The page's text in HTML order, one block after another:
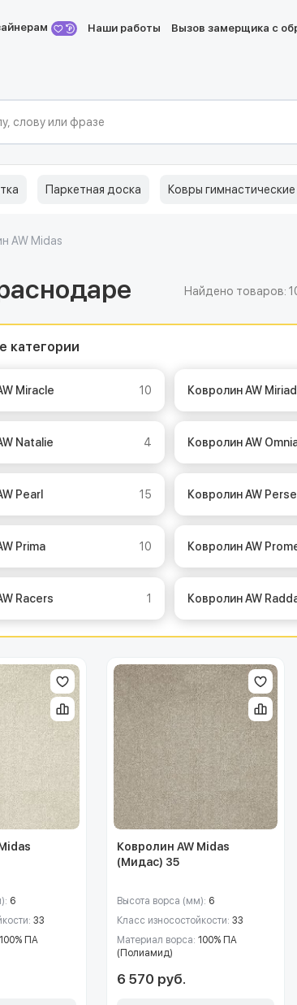
Наши работы Вызов замерщика с
Паркетная доска Ковры гимнастические
AW Midas
Найдено товаров:
категории
Miracle 10 Ковролин AW
Natalie 4 Ковролин AW
Pearl 15 Ковролин AW
Prima 10 Ковролин AW
Racers 1 Ковролин AW
6
33
100% ПА
Ковролин AW Midas
(Мидас) 35
Высота ворса (мм): 6
Класс износостойкости: 33
Материал ворса: 100% ПА
(Полиамид)
6 570 руб.